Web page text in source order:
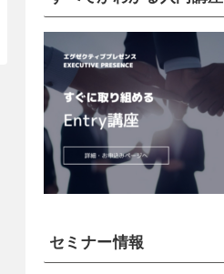
セミナー情報